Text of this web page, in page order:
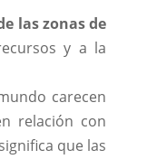
las zonas de
y a la
carecen
relación con
que las